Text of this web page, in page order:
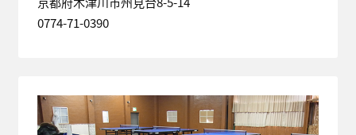
0774-71-0390